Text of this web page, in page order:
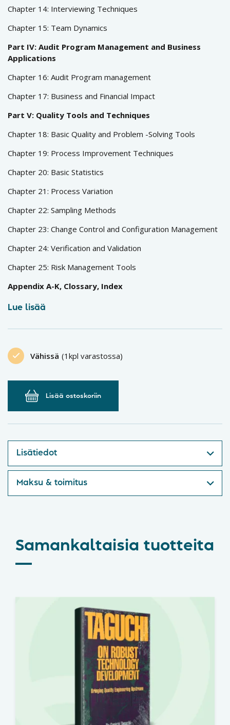
Chapter 14: Interviewing Techniques
Chapter 15: Team Dynamics
Part IV: Audit Program Management and Business
Applications
Chapter 16: Audit Program management
Chapter 17: Business and Financial Impact
Part V: Quality Tools and Techniques
Chapter 18: Basic Quality and Problem -Solving Tools
Chapter 19: Process Improvement Techniques
Chapter 20: Basic Statistics
Chapter 21: Process Variation
Chapter 22: Sampling Methods
Chapter 23: Change Control and Configuration Management
Chapter 24: Verification and Validation
Chapter 25: Risk Management Tools
Appendix A-K, Clossary, Index
Lue lisää
Vähissä (1kpl varastossa)
Lisää ostoskoriin
Lisätiedot
Maksu & toimitus
Samankaltaisia tuotteita